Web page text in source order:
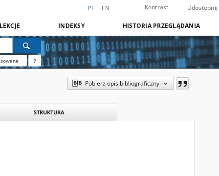
PL EN Kontrast Udostępnij
INDEKSY HISTORIA PRZEGLĄDANIA
?
Pobierz opis bibliograficzny
STRUKTURA